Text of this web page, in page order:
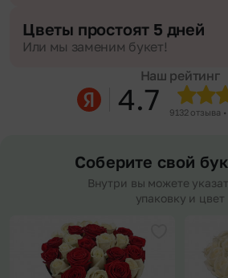
Цветы простоят 5 дней
Или мы заменим букет!
Наш рейтинг
4.7 9132 отзыва
Соберите свой
Внутри вы можете
упаковку и цвет
Добавить в